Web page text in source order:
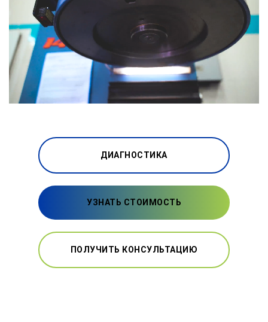
ДИАГНОСТИКА
УЗНАТЬ СТОИМОСТЬ
ПОЛУЧИТЬ КОНСУЛЬТАЦИЮ